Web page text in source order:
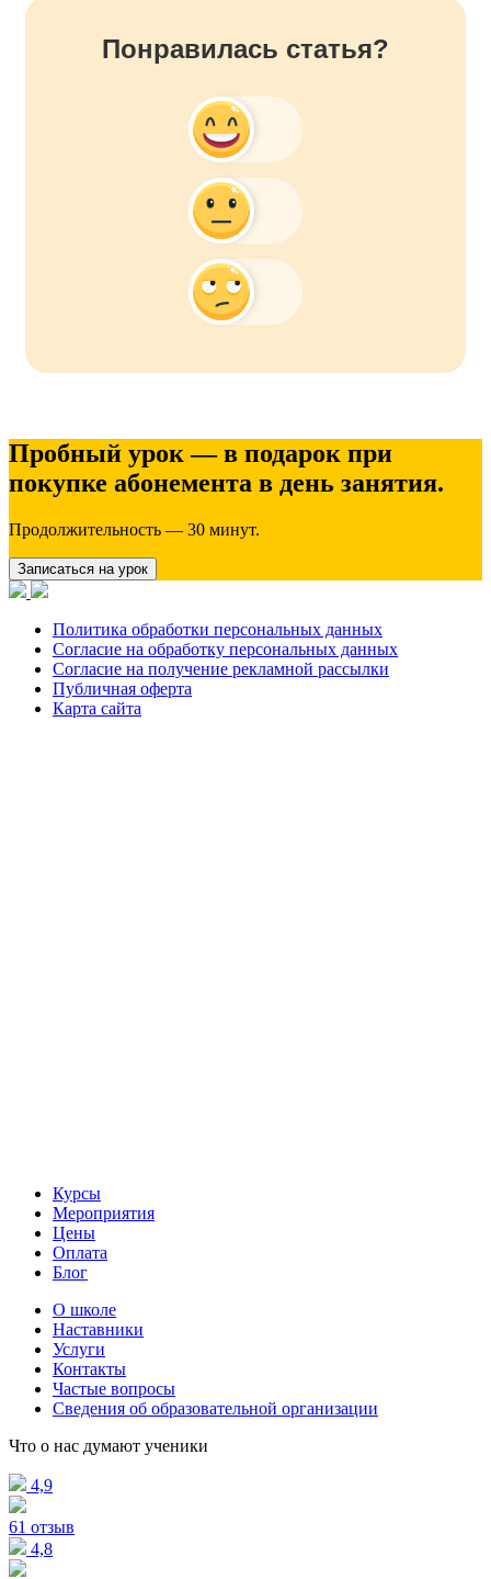
Понравилась статья?
Пробный урок — в подарок при
покупке абонемента в день занятия.
Продолжительность — 30 минут.
Записаться на урок
Политика обработки персональных данных
Согласие на обработку персональных данных
Согласие на получение рекламной рассылки
Публичная оферта
Карта сайта
Курсы
Мероприятия
Цены
Оплата
Блог
О школе
Наставники
Услуги
Контакты
Частые вопросы
Сведения об образовательной организации
Что о нас думают ученики
4,9
61 отзыв
4,8